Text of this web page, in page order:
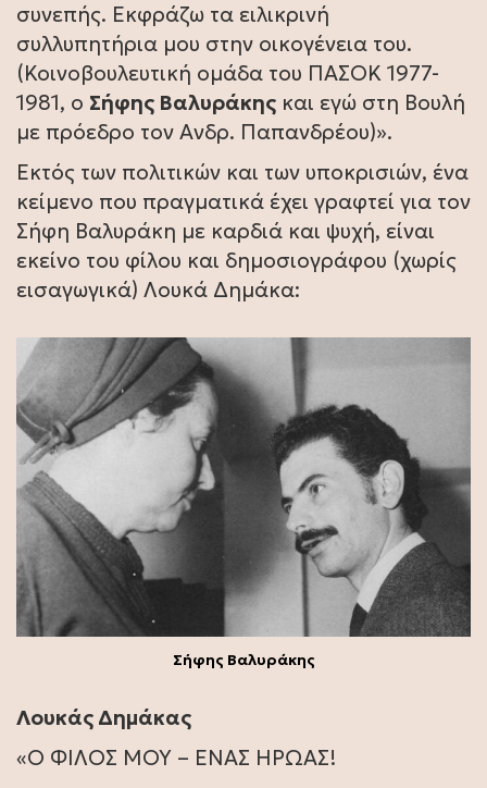
συνεπής. Εκφράζω τα ειλικρινή
συλλυπητήρια μου στην οικογένεια του.
(Κοινοβουλευτική ομάδα του ΠΑΣΟΚ 1977-
1981, ο Σήφης Βαλυράκης και εγώ στη Βουλή
με πρόεδρο τον Ανδρ. Παπανδρέου)».
Εκτός των πολιτικών και των υποκρισιών, ένα
κείμενο που πραγματικά έχει γραφτεί για τον
Σήφη Βαλυράκη με καρδιά και ψυχή, είναι
εκείνο του φίλου και δημοσιογράφου (χωρίς
εισαγωγικά) Λουκά Δημάκα:
Σήφης Βαλυράκης
Λουκάς Δημάκας
«Ο ΦΙΛΟΣ ΜΟΥ – ΕΝΑΣ ΗΡΩΑΣ!